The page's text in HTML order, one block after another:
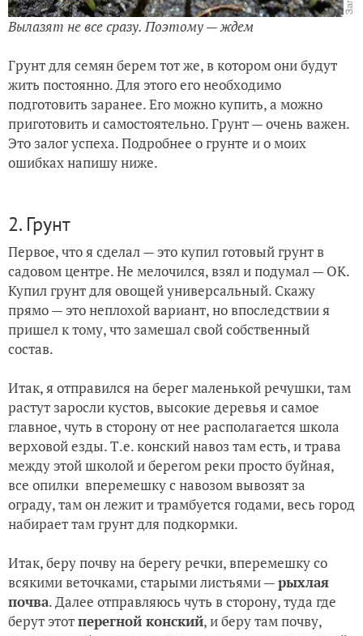
Вылазят не все сразу. Поэтому — ждем
Грунт для семян берем тот же, в котором они будут
жить постоянно. Для этого его необходимо
подготовить заранее. Его можно купить, а можно
приготовить и самостоятельно. Грунт — очень важен.
Это залог успеха. Подробнее о грунте и о моих
ошибках напишу ниже.
2. Грунт
Первое, что я сделал — это купил готовый грунт в
садовом центре. Не мелочился, взял и подумал — ОК.
Купил грунт для овощей универсальный. Скажу
прямо — это неплохой вариант, но впоследствии я
пришел к тому, что замешал свой собственный
состав.
Итак, я отправился на берег маленькой речушки, там
растут заросли кустов, высокие деревья и самое
главное, чуть в сторону от нее располагается школа
верховой езды. Т.е. конский навоз там есть, и трава
между этой школой и берегом реки просто буйная,
все опилки вперемешку с навозом вывозят за
ограду, там он лежит и трамбуется годами, весь город
набирает там грунт для подкормки.
Итак, беру почву на берегу речки, вперемешку со
всякими веточками, старыми листьями —рыхлая
почва. Далее отправляюсь чуть в сторону, туда где
берут этотперегной конский, и беру там почву,